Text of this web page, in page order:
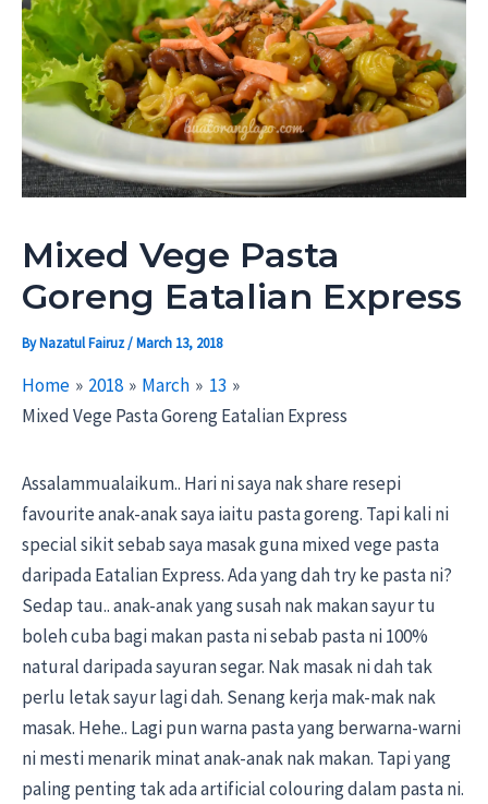
Mixed Vege Pasta
Goreng Eatalian Express
ByNazatul Fairuz/March 13, 2018
Home 2018 March
13
Mixed Vege Pasta Goreng Eatalian Express
Assalammualaikum.. Hari ni saya nak share resepi
favourite anak-anak saya iaitu pasta goreng. Tapi kali ni
special sikit sebab saya masak guna mixed vege pasta
daripada Eatalian Express. Ada yang dah try ke pasta ni?
Sedap tau.. anak-anak yang susah nak makan sayur tu
boleh cuba bagi makan pasta ni sebab pasta ni 100%
natural daripada sayuran segar. Nak masak ni dah tak
perlu letak sayur lagi dah. Senang kerja mak-mak nak
masak. Hehe.. Lagi pun warna pasta yang berwarna-warni
ni mesti menarik minat anak-anak nak makan. Tapi yang
paling penting tak ada artificial colouring dalam pasta ni.